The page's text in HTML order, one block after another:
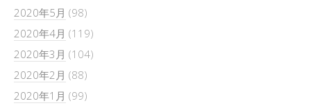
2020年5月 (98)
2020年4月 (119)
2020年3月 (104)
2020年2月 (88)
2020年1月 (99)